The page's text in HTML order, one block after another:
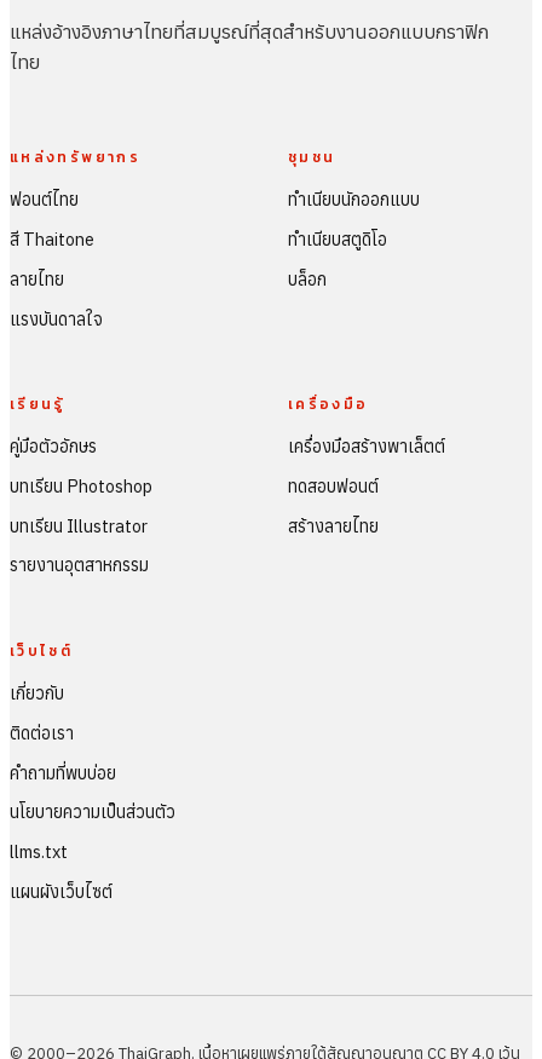
แหล่งอ้างอิงภาษาไทยที่สมบูรณ์ที่สุดสำหรับงานออกแบบกราฟิก
ไทย
แหล่งทรัพยากร
ฟอนต์ไทย
สี Thaitone
ลายไทย
แรงบันดาลใจ
ชุมชน
ทำเนียบนักออกแบบ
ทำเนียบสตูดิโอ
บล็อก
เรียนรู้
คู่มือตัวอักษร
บทเรียน Photoshop
บทเรียน Illustrator
รายงานอุตสาหกรรม
เครื่องมือ
เครื่องมือสร้างพาเล็ตต์
ทดสอบฟอนต์
สร้างลายไทย
เว็บไซต์
เกี่ยวกับ
ติดต่อเรา
คำถามที่พบบ่อย
นโยบายความเป็นส่วนตัว
llms.txt
แผนผังเว็บไซต์
© 2000–2026 ThaiGraph. เนื้อหาเผยแพร่ภายใต้สัญญาอนุญาต CC BY 4.0 เว้น